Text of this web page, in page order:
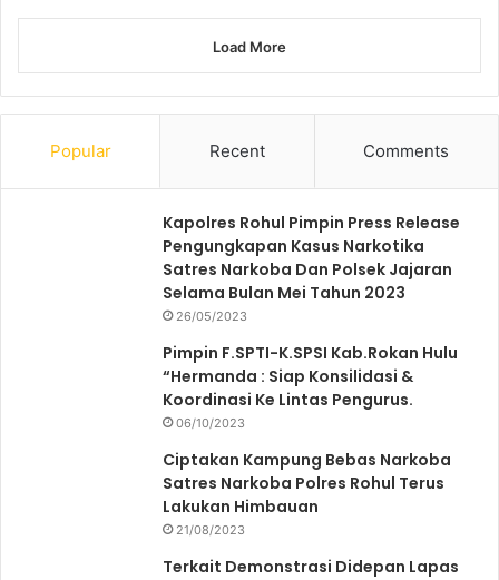
Load More
Popular Recent Comments
Kapolres Rohul Pimpin Press Release
Pengungkapan Kasus Narkotika
Satres Narkoba Dan Polsek Jajaran
Selama Bulan Mei Tahun 2023
26/05/2023
Pimpin F.SPTI-K.SPSI Kab.Rokan Hulu
“Hermanda : Siap Konsilidasi &
Koordinasi Ke Lintas Pengurus.
06/10/2023
Ciptakan Kampung Bebas Narkoba
Satres Narkoba Polres Rohul Terus
Lakukan Himbauan
21/08/2023
Terkait Demonstrasi Didepan Lapas